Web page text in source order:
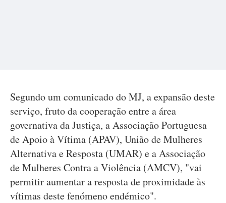
Segundo um comunicado do MJ, a expansão deste
serviço, fruto da cooperação entre a área
governativa da Justiça, a Associação Portuguesa
de Apoio à Vítima (APAV), União de Mulheres
Alternativa e Resposta (UMAR) e a Associação
de Mulheres Contra a Violência (AMCV), "vai
permitir aumentar a resposta de proximidade às
vítimas deste fenómeno endémico".